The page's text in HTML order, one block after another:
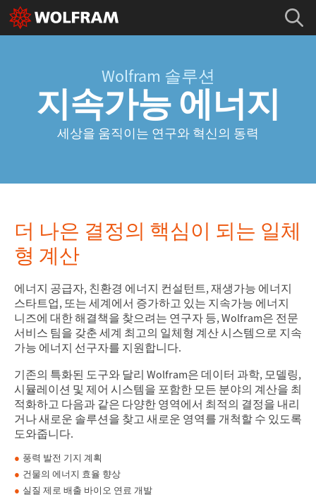
Wolfram 솔루션
지속가능 에너지
세상을 움직이는 연구와 혁신의 동력
더 나은 결정의 핵심이 되는 일체
형 계산
에너지 공급자, 친환경 에너지 컨설턴트, 재생가능 에너지
스타트업, 또는 세계에서 증가하고 있는 지속가능 에너지
니즈에 대한 해결책을 찾으려는 연구자 등, Wolfram은 전문
서비스 팀을 갖춘 세계 최고의 일체형 계산 시스템으로 지속
가능 에너지 선구자를 지원합니다.
기존의 특화된 도구와 달리 Wolfram은 데이터 과학, 모델링,
시뮬레이션 및 제어 시스템을 포함한 모든 분야의 계산을 최
적화하고 다음과 같은 다양한 영역에서 최적의 결정을 내리
거나 새로운 솔루션을 찾고 새로운 영역를 개척할 수 있도록
도와줍니다.
풍력 발전 기지 계획
건물의 에너지 효율 향상
실질 제로 배출 바이오 연료 개발